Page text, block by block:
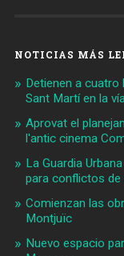
NOTICIAS MÁS
Detienen a
Sant Martí en la
Aprovat el
l'antic cinema
La Guardia
para conflictos de
Comienzan las
Montjuïc
Nuevo espacio